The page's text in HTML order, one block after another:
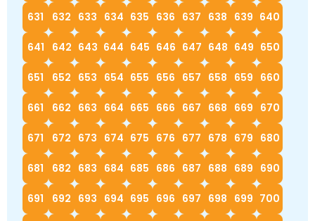
631 632 633 634 635 636 637 638 639 640
641 642 643 644 645 646 647 648 649 650
651 652 653 654 655 656 657 658 659 660
661 662 663 664 665 666 667 668 669 670
671 672 673 674 675 676 677 678 679 680
681 682 683 684 685 686 687 688 689 690
691 692 693 694 695 696 697 698 699 700